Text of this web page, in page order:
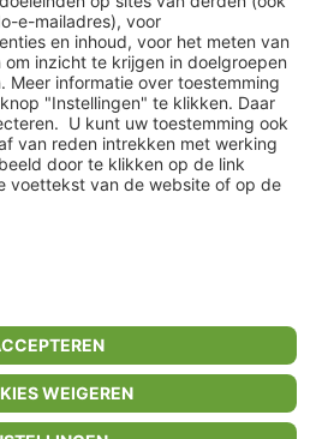
limango.pl
belasting en exclusief verzendkosten